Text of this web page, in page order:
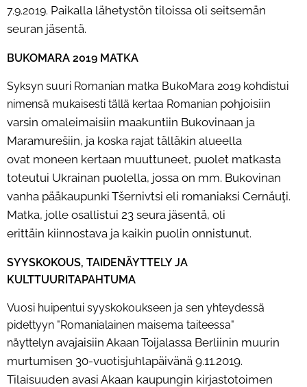
7.9.2019. Paikalla lähetystön tiloissa oli seitsemän
seuran jäsentä.
BUKOMARA 2019 MATKA
Syksyn suuri Romanian matka BukoMara 2019 kohdistui
nimensä mukaisesti tällä kertaa Romanian pohjoisiin
varsin omaleimaisiin maakuntiin Bukovinaan ja
Maramurešiin, ja koska rajat tälläkin alueella
ovat moneen kertaan muuttuneet, puolet matkasta
toteutui Ukrainan puolella, jossa on mm. Bukovinan
vanha pääkaupunki Tšernivtsi eli romaniaksi Cernăuţi.
Matka, jolle osallistui 23 seura jäsentä, oli
erittäin kiinnostava ja kaikin puolin onnistunut.
SYYSKOKOUS, TAIDENÄYTTELY JA
KULTTUURITAPAHTUMA
Vuosi huipentui syyskokoukseen ja sen yhteydessä
pidettyyn "Romanialainen maisema taiteessa"
näyttelyn avajaisiin Akaan Toijalassa Berliinin muurin
murtumisen 30-vuotisjuhlapäivänä 9.11.2019.
Tilaisuuden avasi Akaan kaupungin kirjastotoimen